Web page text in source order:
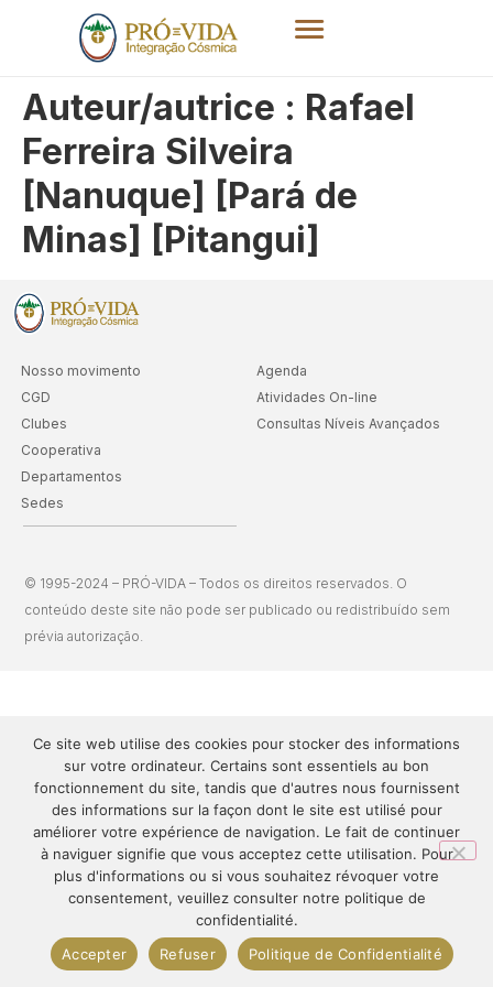
Auteur/autrice : Rafael
Ferreira Silveira
[Nanuque] [Pará de
Minas] [Pitangui]
Nosso movimento
CGD
Clubes
Cooperativa
Departamentos
Sedes
Agenda
Atividades On-line
Consultas Níveis Avançados
© 1995-2024 – PRÓ-VIDA – Todos os direitos reservados. O
conteúdo deste site não pode ser publicado ou redistribuído sem
prévia autorização.
Ce site web utilise des cookies pour stocker des informations
sur votre ordinateur. Certains sont essentiels au bon
fonctionnement du site, tandis que d'autres nous fournissent
des informations sur la façon dont le site est utilisé pour
améliorer votre expérience de navigation. Le fait de continuer
à naviguer signifie que vous acceptez cette utilisation. Pour
plus d'informations ou si vous souhaitez révoquer votre
consentement, veuillez consulter notre politique de
confidentialité.
Accepter
Refuser Politique de Confidentialité